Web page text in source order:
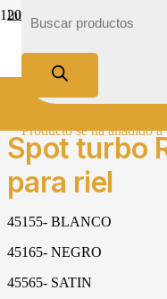
Productose ha añadido a
Inicio
Tienda
Clásico
Spot turbo R63 c/adaptador
Spot turbo
para riel
45155- BLANCO
45165- NEGRO
45565- SATIN